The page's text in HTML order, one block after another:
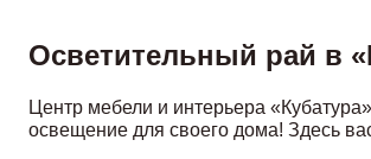
Осветительный рай в
Центр мебели и интерьера
освещение для своего дома! Здесь